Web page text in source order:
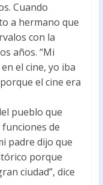
Cuando
a hermano que
con la
años. “Mi
el cine, yo iba
el cine era
pueblo que
de
padre dijo que
porque
ciudad”, dice